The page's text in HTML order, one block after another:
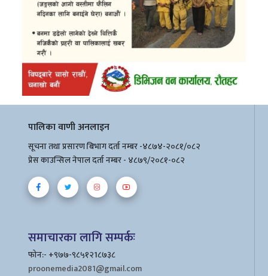
पालिका वाणी अनलाइन
सूचना तथा प्रसारण बिभाग दर्ता नम्बर -४८७४-२०८१/०८२
प्रेस काउन्सिल नेपाल दर्ता नम्बर - ४८७९/२०८१-०८२
समाचारका लागि सम्पर्कः
फोन:- +९७७-९८५१२1८७३८
proonemedia2081@gmail.com